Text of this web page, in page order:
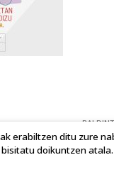
erabiltzen ditu zure
doikuntzen